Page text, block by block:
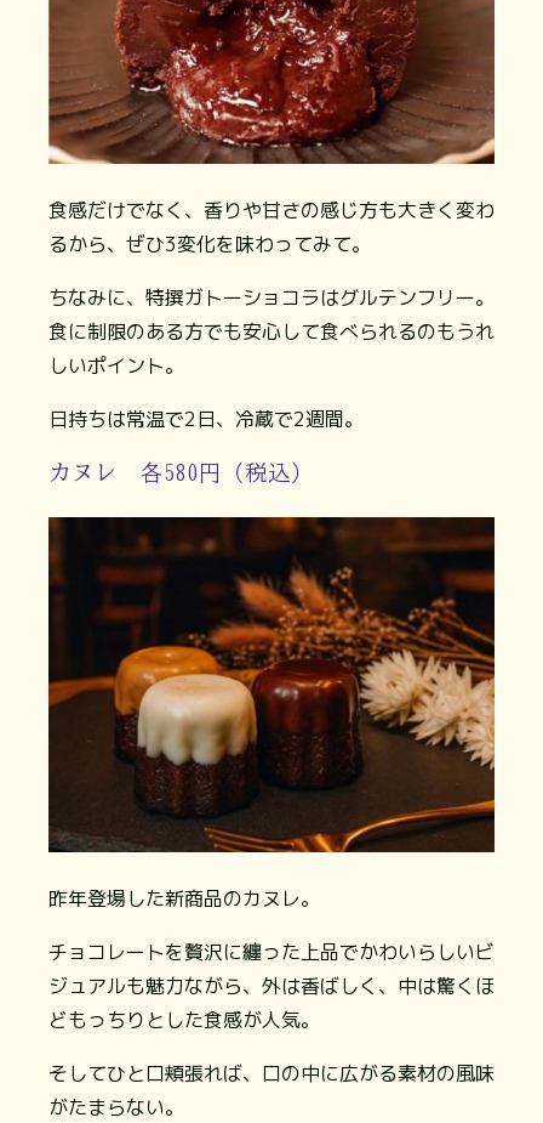
食感だけでなく、香りや甘さの感じ方も大きく変わ
るから、ぜひ3変化を味わってみて。
ちなみに、特撰ガトーショコラはグルテンフリー。
食に制限のある方でも安心して食べられるのもうれ
しいポイント。
日持ちは常温で2日、冷蔵で2週間。
カヌレ 各580円（税込）
昨年登場した新商品のカヌレ。
チョコレートを贅沢に纏った上品でかわいらしいビ
ジュアルも魅力ながら、外は香ばしく、中は驚くほ
どもっちりとした食感が人気。
そしてひと口頬張れば、口の中に広がる素材の風味
がたまらない。